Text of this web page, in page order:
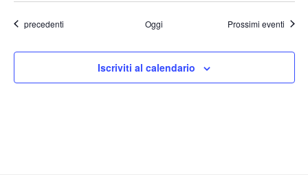
Eventi
precedenti Oggi Prossimi eventi
Iscriviti al calendario